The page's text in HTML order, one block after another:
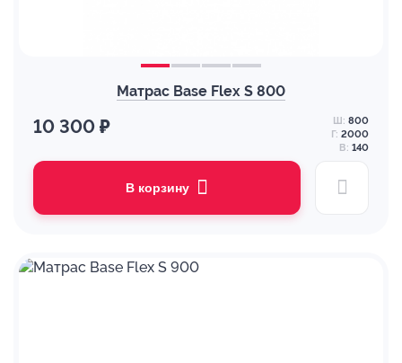
Матрас Base Flex S 800
10 300 ₽ Ш: 800
Г: 2000
В: 140
В корзину